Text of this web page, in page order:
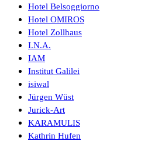
Hotel Belsoggiorno
Hotel OMIROS
Hotel Zollhaus
I.N.A.
IAM
Institut Galilei
isiwal
Jürgen Wüst
Jurick-Art
KARAMULIS
Kathrin Hufen